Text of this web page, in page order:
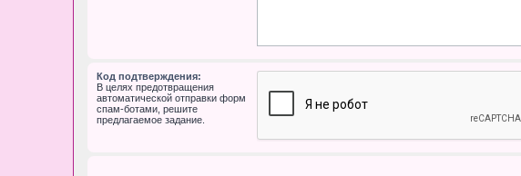
Код подтверждения:
В целях предотвращения
автоматической отправки форм
спам-ботами, решите
предлагаемое задание.